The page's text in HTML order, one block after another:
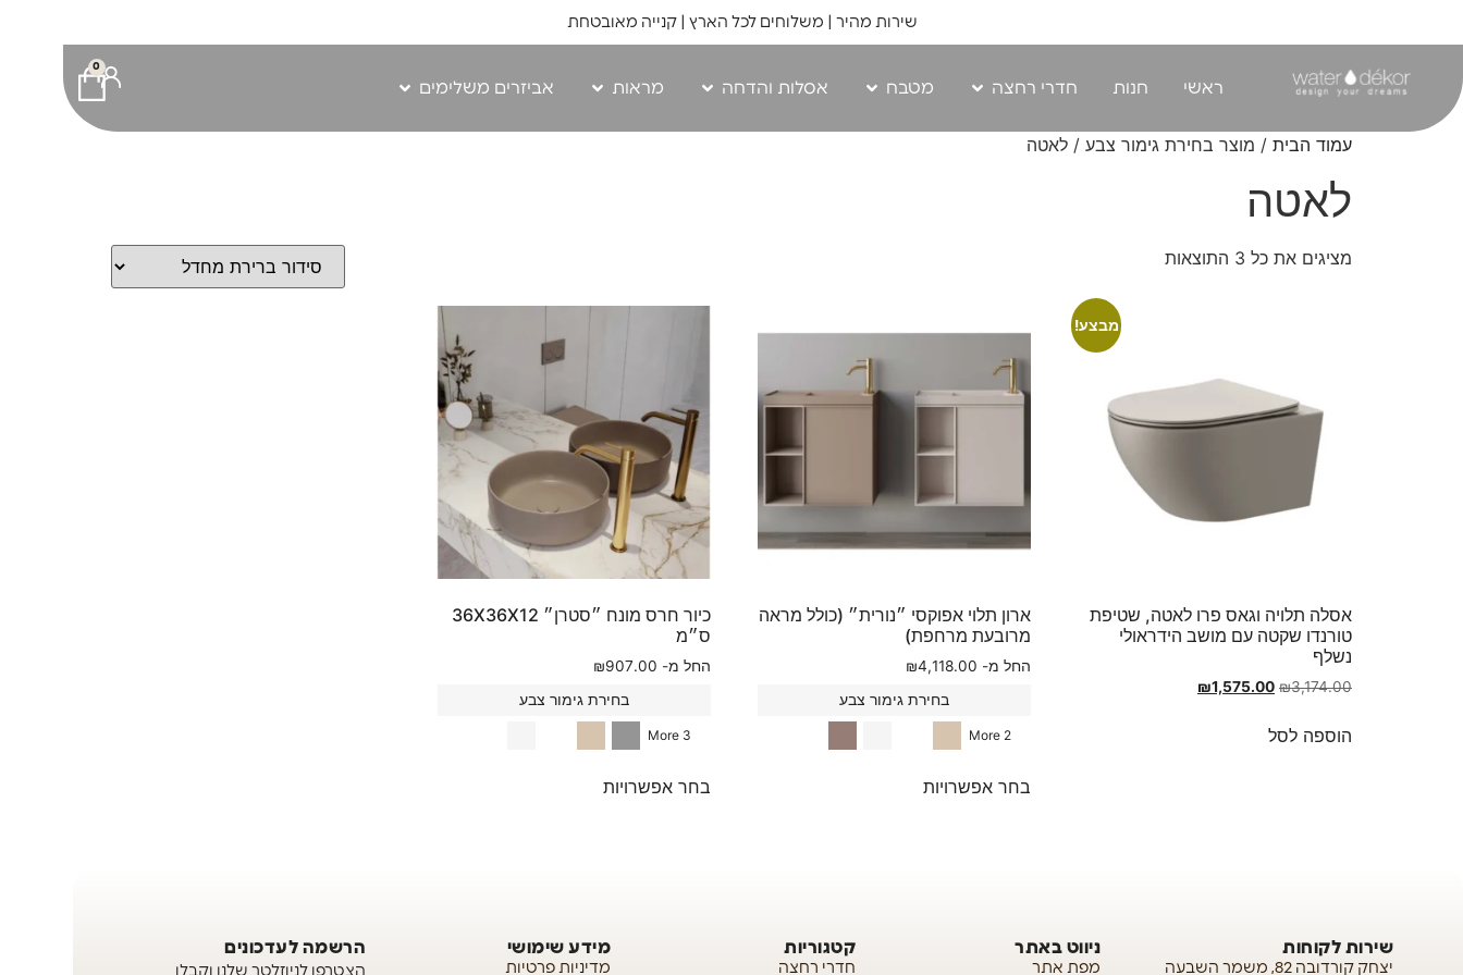
שירות מהיר | משלוחים לכל הארץ | קנייה מאובטחת
ראשי חנות חדרי רחצה מטבח אסלות והדחה מראות אביזרים משלימים
0
עמוד הבית / מוצר בחירת גימור צבע / לאטה
לאטה
מציגים את כל ⁦3⁩ התוצאות
מבצע!
אסלה תלויה וגאס פרו לאטה, שטיפת
טורנדו שקטה עם מושב הידראולי
נשלף
₪3,174.00
₪1,575.00
הוספה לסל
ארון תלוי אפוקסי ״נורית״ (כולל מראה
מרובעת מרחפת)
החל מ- ₪4,118.00
בחירת גימור צבע
2 More
בחר אפשרויות
כיור חרס מונח ״סטרן״ 36X36X12
ס״מ
החל מ- ₪907.00
בחירת גימור צבע
3 More
בחר אפשרויות
שירות לקוחות
יצחק קורדובה 82, משמר השבעה
ניווט באתר
מפת אתר
קטגוריות
חדרי רחצה
מידע שימושי
מדיניות פרטיות
הרשמה לעדכונים
הצטרפו לניוזלטר שלנו וקבלו